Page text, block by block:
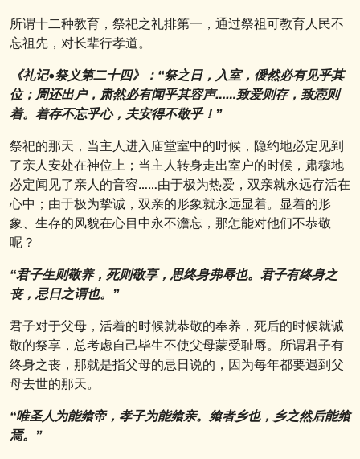
所谓十二种教育，祭祀之礼排第一，通过祭祖可教育人民不
忘祖先，对长辈行孝道。
《礼记•祭义第二十四》：“祭之日，入室，僾然必有见乎其
位；周还出户，肃然必有闻乎其容声……致爱则存，致悫则
着。着存不忘乎心，夫安得不敬乎！”
祭祀的那天，当主人进入庙堂室中的时候，隐约地必定见到
了亲人安处在神位上；当主人转身走出室户的时候，肃穆地
必定闻见了亲人的音容……由于极为热爱，双亲就永远存活在
心中；由于极为挚诚，双亲的形象就永远显着。显着的形
象、生存的风貌在心目中永不澹忘，那怎能对他们不恭敬
呢？
“君子生则敬养，死则敬享，思终身弗辱也。君子有终身之
丧，忌日之谓也。”
君子对于父母，活着的时候就恭敬的奉养，死后的时候就诚
敬的祭享，总考虑自己毕生不使父母蒙受耻辱。所谓君子有
终身之丧，那就是指父母的忌日说的，因为每年都要遇到父
母去世的那天。
“唯圣人为能飨帝，孝子为能飨亲。飨者乡也，乡之然后能飨
焉。”